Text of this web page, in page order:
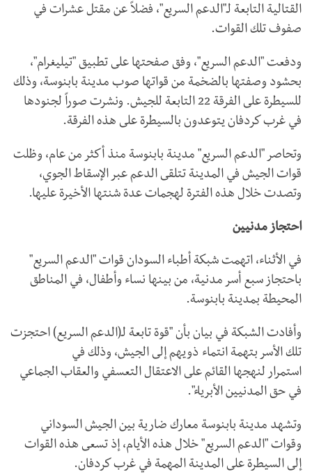
القتالية التابعة لـ"الدعم السريع"، فضلاً عن مقتل عشرات في
صفوف تلك القوات.
ودفعت "الدعم السريع"، وفق صفحتها على تطبيق "تيليغرام"،
بحشود وصفتها بالضخمة من قواتها صوب مدينة بابنوسة، وذلك
للسيطرة على الفرقة 22 التابعة للجيش. ونشرت صوراً لجنودها
في غرب كردفان يتوعدون بالسيطرة على هذه الفرقة.
وتحاصر "الدعم السريع" مدينة بابنوسة منذ أكثر من عام، وظلت
قوات الجيش في المدينة تتلقى الدعم عبر الإسقاط الجوي،
وتصدت خلال هذه الفترة لهجمات عدة شنتها الأخيرة عليها.
احتجاز مدنيين
في الأثناء، اتهمت شبكة أطباء السودان قوات "الدعم السريع"
باحتجاز سبع أسر مدنية، من بينها نساء وأطفال، في المناطق
المحيطة بمدينة بابنوسة.
وأفادت الشبكة في بيان بأن "قوة تابعة لـ(الدعم السريع) احتجزت
تلك الأسر بتهمة انتماء ذويهم إلى الجيش، وذلك في
استمرار لنهجها القائم على الاعتقال التعسفي والعقاب الجماعي
في حق المدنيين الأبرياء".
وتشهد مدينة بابنوسة معارك ضارية بين الجيش السوداني
وقوات "الدعم السريع" خلال هذه الأيام، إذ تسعى هذه القوات
إلى السيطرة على المدينة المهمة في غرب كردفان.